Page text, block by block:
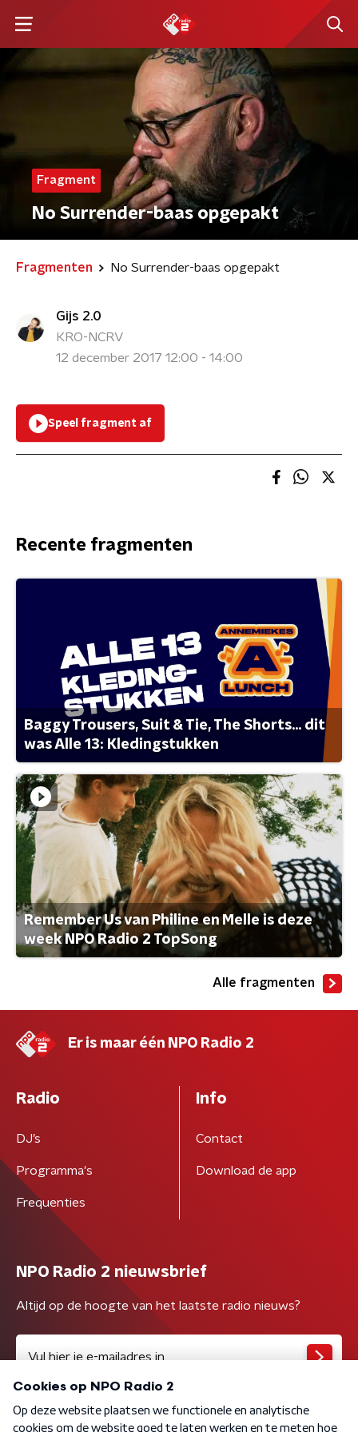
Fragment
No Surrender-baas opgepakt
Fragmenten No Surrender-baas opgepakt
Gijs 2.0
KRO-NCRV
12 december 2017 12:00 - 14:00
Speel fragment af
Recente fragmenten
Baggy Trousers, Suit & Tie, The Shorts... dit
was Alle 13: Kledingstukken
Remember Us van Philine en Melle is deze
week NPO Radio 2 TopSong
Alle fragmenten
Er is maar één NPO Radio 2
Radio
DJ’s
Programma's
Frequenties
Info
Contact
Download de app
NPO Radio 2 nieuwsbrief
Altijd op de hoogte van het laatste radio nieuws?